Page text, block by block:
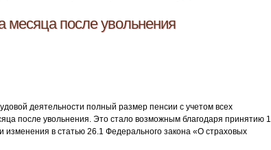
месяца после увольнения
деятельности полный размер пенсии с учетом всех
после увольнения. Это стало возможным благодаря принятию 1
в статью 26.1 Федерального закона «О страховых